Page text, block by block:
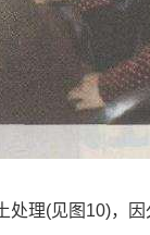
处理(见图10)，